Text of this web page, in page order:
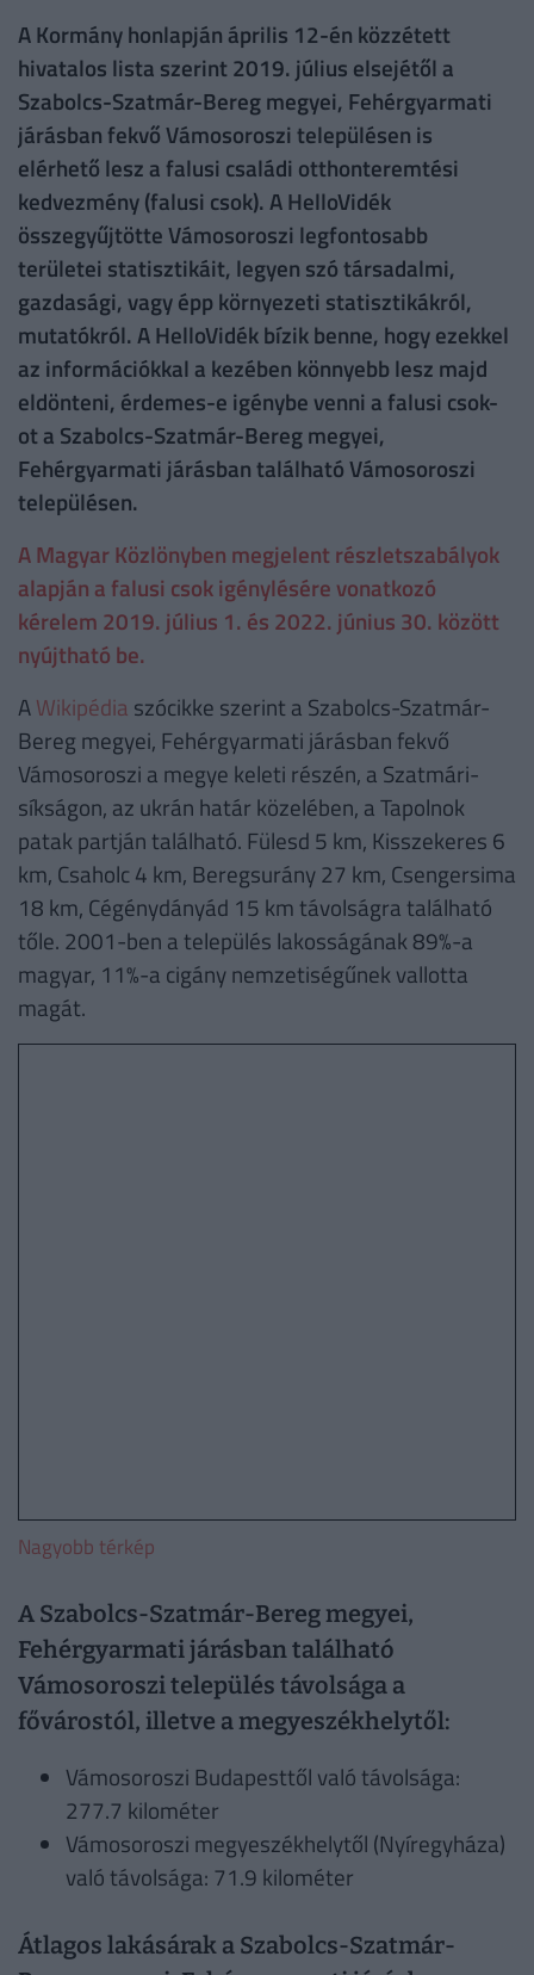
A Kormány honlapján április 12-én közzétett
hivatalos lista szerint 2019. július elsejétől a
Szabolcs-Szatmár-Bereg megyei, Fehérgyarmati
járásban fekvő Vámosoroszi településen is
elérhető lesz a falusi családi otthonteremtési
kedvezmény (falusi csok). A HelloVidék
összegyűjtötte Vámosoroszi legfontosabb
területei statisztikáit, legyen szó társadalmi,
gazdasági, vagy épp környezeti statisztikákról,
mutatókról. A HelloVidék bízik benne, hogy ezekkel
az információkkal a kezében könnyebb lesz majd
eldönteni, érdemes-e igénybe venni a falusi csok-
ot a Szabolcs-Szatmár-Bereg megyei,
Fehérgyarmati járásban található Vámosoroszi
településen.
A Magyar Közlönyben megjelent részletszabályok
alapján a falusi csok igénylésére vonatkozó
kérelem 2019. július 1. és 2022. június 30. között
nyújtható be.
AWikipédia szócikke szerint a Szabolcs-Szatmár-
Bereg megyei, Fehérgyarmati járásban fekvő
Vámosoroszi a megye keleti részén, a Szatmári-
síkságon, az ukrán határ közelében, a Tapolnok
patak partján található. Fülesd 5 km, Kisszekeres 6
km, Csaholc 4 km, Beregsurány 27 km, Csengersima
18 km, Cégénydányád 15 km távolságra található
tőle. 2001-ben a település lakosságának 89%-a
magyar, 11%-a cigány nemzetiségűnek vallotta
magát.
Nagyobb térkép
A Szabolcs-Szatmár-Bereg megyei,
Fehérgyarmati járásban található
Vámosoroszi település távolsága a
fővárostól, illetve a megyeszékhelytől:
Vámosoroszi Budapesttől való távolsága:
277.7 kilométer
Vámosoroszi megyeszékhelytől (Nyíregyháza)
való távolsága: 71.9 kilométer
Átlagos lakásárak a Szabolcs-Szatmár-